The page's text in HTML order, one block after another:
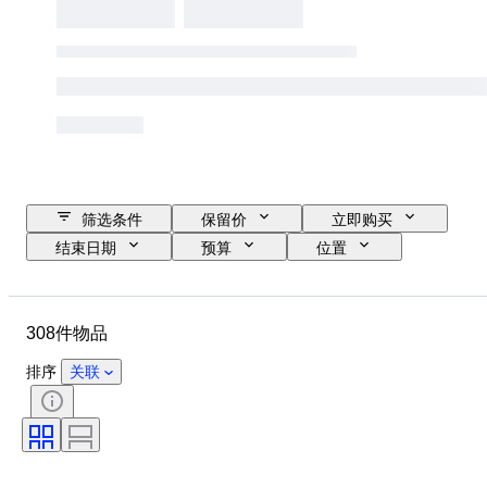
筛选条件 保留价
立即购买
结束日期
预算
位置
状态
证明
技术
颜色
Culture
308件物品
排序 关联